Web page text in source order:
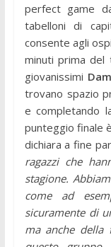
perfect game
tabelloni di
consente agli
minuti prima del
giovanissimi
trovano spazio
e completando
punteggio finale
dichiara a fine
ragazzi che
stagione.
come ad
sicuramente di
ma anche della